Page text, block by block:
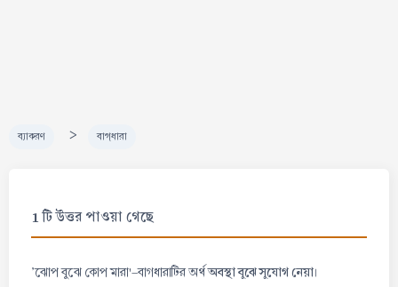
ব্যাকরণ > বাগ্‌ধারা
1 টি উত্তর পাওয়া গেছে
'ঝোপ বুঝে কোপ মারা'-বাগধারাটির অর্থঅবস্থা বুঝে সুযোগ নেয়া।